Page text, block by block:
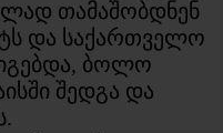
თამაშობდნენ
და საქართველო
იგებდა, ბოლო
შედგა და